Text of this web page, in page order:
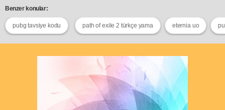
Benzer konular:
pubg tavsiye kodu path of exile 2 türkçe yama eternia uo